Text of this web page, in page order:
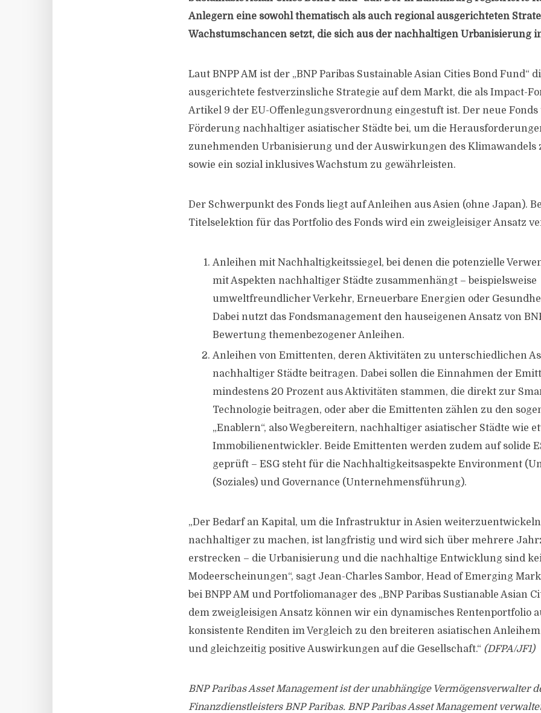
Anlegern eine sowohl thematisch als auch regional ausgerichteten
Wachstumschancen setzt, die sich aus der nachhaltigen Urbanisierung
Laut BNPP AM ist der „BNP Paribas Sustainable Asian Cities Bond Fund“
ausgerichtete festverzinsliche Strategie auf dem Markt, die als Impact-
Artikel 9 der EU-Offenlegungsverordnung eingestuft ist. Der neue
Förderung nachhaltiger asiatischer Städte bei, um die
zunehmenden Urbanisierung und der Auswirkungen des Klimawandels
sowie ein sozial inklusives Wachstum zu gewährleisten.
Der Schwerpunkt des Fonds liegt auf Anleihen aus Asien (ohne Japan).
Titelselektion für das Portfolio des Fonds wird ein zweigleisiger Ansatz
Anleihen mit Nachhaltigkeitssiegel, bei denen die potenzielle
mit Aspekten nachhaltiger Städte zusammenhängt – beispielsweise
umweltfreundlicher Verkehr, Erneuerbare Energien oder
Dabei nutzt das Fondsmanagement den hauseigenen Ansatz von
Bewertung themenbezogener Anleihen.
Anleihen von Emittenten, deren Aktivitäten zu unterschiedlichen
nachhaltiger Städte beitragen. Dabei sollen die Einnahmen der
mindestens 20 Prozent aus Aktivitäten stammen, die direkt zur
Technologie beitragen, oder aber die Emittenten zählen zu den
„Enablern“, also Wegbereitern, nachhaltiger asiatischer Städte wie
Immobilienentwickler. Beide Emittenten werden zudem auf solide
geprüft – ESG steht für die Nachhaltigkeitsaspekte Environment
(Soziales) und Governance (Unternehmensführung).
„Der Bedarf an Kapital, um die Infrastruktur in Asien
nachhaltiger zu machen, ist langfristig und wird sich über mehrere
erstrecken – die Urbanisierung und die nachhaltige Entwicklung sind
Modeerscheinungen“, sagt Jean-Charles Sambor, Head of Emerging
bei BNPP AM und Portfoliomanager des „BNP Paribas Sustianable Asian
dem zweigleisigen Ansatz können wir ein dynamisches Rentenportfolio
konsistente Renditen im Vergleich zu den breiteren asiatischen
und gleichzeitig positive Auswirkungen auf die Gesellschaft.“ (DFPA/JF1)
BNP Paribas Asset Management ist der unabhängige Vermögensverwalter
Finanzdienstleisters BNP Paribas. BNP Paribas Asset Management